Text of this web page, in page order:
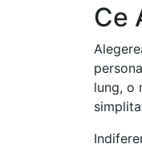
Ce
lung, o